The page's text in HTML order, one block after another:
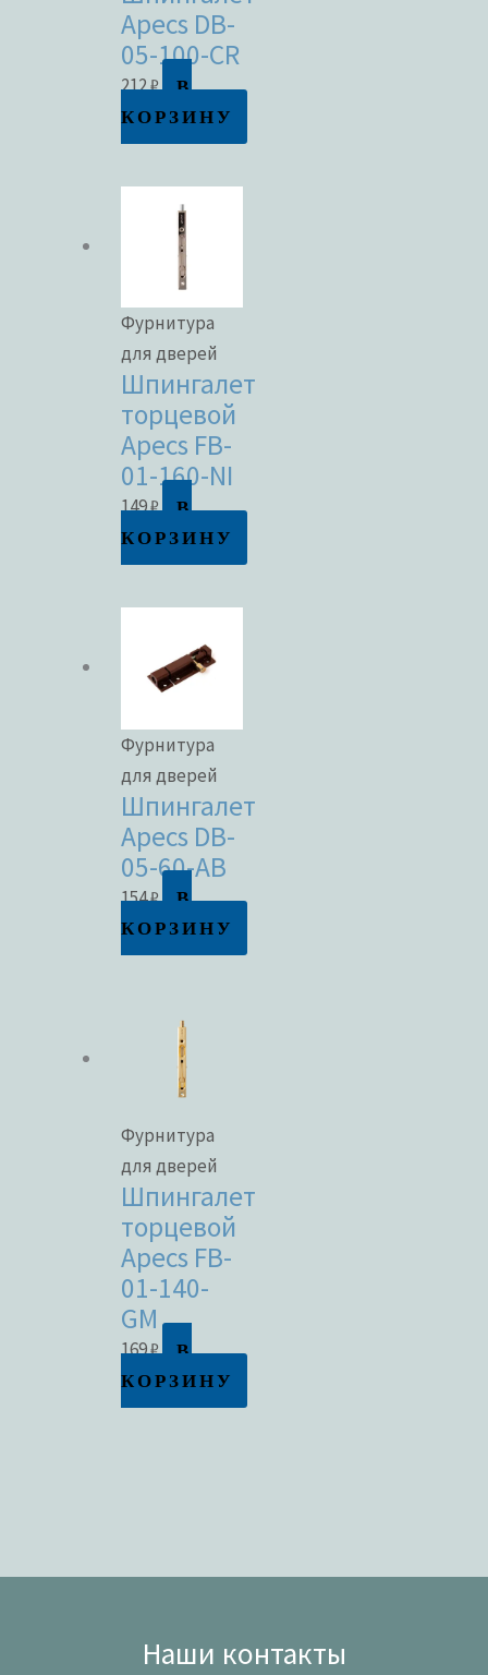
Apecs DB-
05-100-CR
212₽
В
КОРЗИНУ
Фурнитура
для дверей
Шпингалет
торцевой
Apecs FB-
01-160-NI
149₽
В
КОРЗИНУ
Фурнитура
для дверей
Шпингалет
Apecs DB-
05-60-AB
154₽
В
КОРЗИНУ
Фурнитура
для дверей
Шпингалет
торцевой
Apecs FB-
01-140-
GM
169₽
В
КОРЗИНУ
Наши контакты